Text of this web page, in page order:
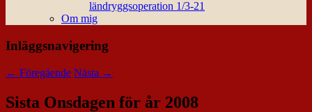
ländryggsoperation 1/3-21
Om mig
Inläggsnavigering
← Föregående Nästa →
Sista Onsdagen för år 2008